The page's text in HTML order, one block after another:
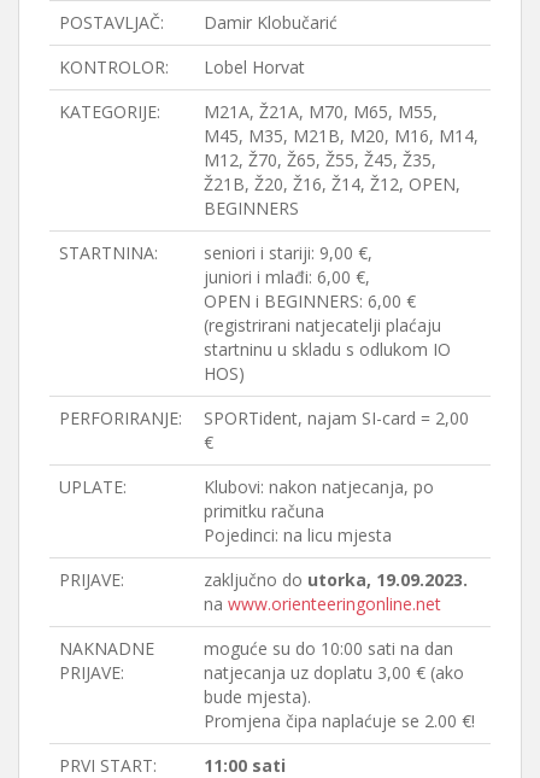
POSTAVLJAČ:
Damir Klobučarić
KONTROLOR:
Lobel Horvat
KATEGORIJE:
M21A, Ž21A, M70, M65, M55,
M45, M35, M21B, M20, M16, M14,
M12, Ž70, Ž65, Ž55, Ž45, Ž35,
Ž21B, Ž20, Ž16, Ž14, Ž12, OPEN,
BEGINNERS
STARTNINA:
seniori i stariji: 9,00 €,
juniori i mlađi: 6,00 €,
OPEN i BEGINNERS: 6,00 €
(registrirani natjecatelji plaćaju
startninu u skladu s odlukom IO
HOS)
PERFORIRANJE:
SPORTident, najam SI-card = 2,00
€
UPLATE:
Klubovi: nakon natjecanja, po
primitku računa
Pojedinci: na licu mjesta
PRIJAVE:
zaključno do utorka, 19.09.2023.
na www.orienteeringonline.net
NAKNADNE
PRIJAVE:
moguće su do 10:00 sati na dan
natjecanja uz doplatu 3,00 € (ako
bude mjesta).
Promjena čipa naplaćuje se 2.00 €!
PRVI START:
11:00 sati